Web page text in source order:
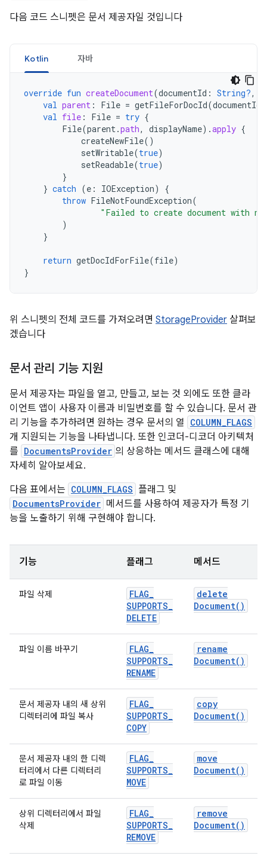
다음 코드 스니펫은 문서 제공자일 것입니다
Kotlin 자바
override fun createDocument(documentId : String?,
val parent : File = getFileForDocId(documentId
val file : File = try {
File(parent.path, displayName).apply {
createNewFile()
setWritable(true)
setReadable(true)
}
} catch (e : IOException)
{
throw FileNotFoundException(
"Failed to create document with
)
}
return getDocIdForFile(file)
}
위 스니펫의 전체 코드를 가져오려면 StorageProvider 살펴보
겠습니다
문서 관리 기능 지원
문서 제공자는 파일을 열고, 만들고, 보는 것 외에도 또한 클라
이언트 앱이 사용자 이름과 비밀번호를 할 수 있습니다. 문서 관
리 기능을 추가하려면 원하는 경우 문서의 열
COLUMN_FLAGS
개 지원되는 기능을 나타냅니다. 또한 인코더-디코더 아키텍처
를 DocumentsProvider 의 상응하는 메서드 클래스에 대해
자세히 알아보세요.
다음 표에서는 COLUMN_FLAGS 플래그 및
DocumentsProvider 메서드를 사용하여 제공자가 특정 기
능을 노출하기 위해 구현해야 합니다.
기능 플래그 메서드
파일 삭제 FLAG_
SUPPORTS_
DELETE
delete
Document( )
파일 이름 바꾸기 FLAG_
SUPPORTS_
RENAME
rename
Document( )
문서 제공자 내의 새 상위
디렉터리에 파일 복사
FLAG_
SUPPORTS_
COPY
copy
Document( )
문서 제공자 내의 한 디렉
터리에서 다른 디렉터리
로 파일 이동
FLAG_
SUPPORTS_
MOVE
move
Document( )
상위 디렉터리에서 파일
삭제
FLAG_
SUPPORTS_
REMOVE
remove
Document( )